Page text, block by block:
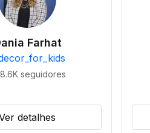
Farhat
seguidores
detalhes